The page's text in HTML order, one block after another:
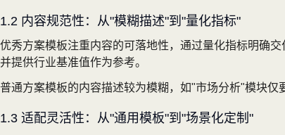
1.2 内容规范性：从"模糊描述"到"量化指标"
优秀方案模板注重内容的可落地性，通过量化指标明确
并提供行业基准值作为参考。
普通方案模板的内容描述较为模糊，如"市场分析"模块仅
1.3 适配灵活性：从"通用模板"到"场景化定制"